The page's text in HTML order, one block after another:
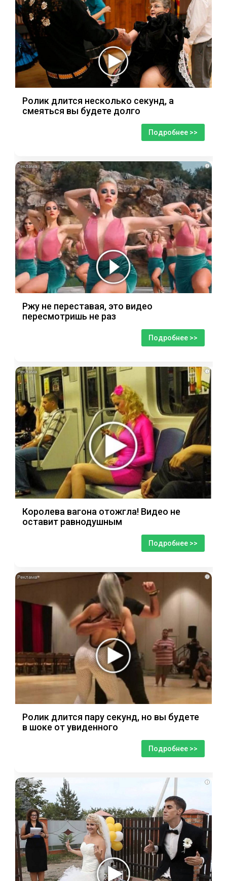
Ролик длится несколько секунд, а
смеяться вы будете долго
Подробнее >>
i
Ржу не переставая, это видео
пересмотришь не раз
Подробнее >>
i
Королева вагона отожгла! Видео не
оставит равнодушным
Подробнее >>
i
Ролик длится пару секунд, но вы будете
в шоке от увиденного
Подробнее >>
i